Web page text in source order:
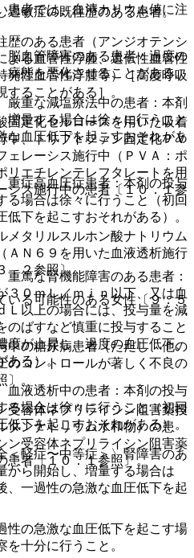
患者では、血清カリウム値に注
血管障害のある患者：過度の
病態を悪化させることがある。
重な減塩療法中の患者：本剤
増量する場合は徐々に行うこと
な血圧低下を起こすおそれがあ
症高血圧症患者：本剤の投与
る場合は徐々に行うこと（初回
下を起こすおそれがある）。
篤な腎機能障害のある患者：
３０ｍＬ／ｍｉｎ以下、又は血
Ｌ以上の場合には、投与量を減
のばすなど慎重に投与すること
度が上昇し、過度の血圧低下、
ある）。
液透析中の患者：本剤の投与
る場合は徐々に行うこと（初回
下を起こすおそれがある）。
軽症〜中等症＞〉腎障害のあ
から開始し、増量する場合は
、一過性の急激な血圧低下を起
敏症の既往歴のある患者。
のある患者（アンジオテンシ
よる血管性浮腫、遺伝性血管性
発性血管性浮腫等）［高度呼吸
ることがある］。
定化セルロースを用いた吸着
中、トリプトファン固定化ＰＶ
ェレーシス施行中（ＰＶＡ：ポ
リエチレンテレフタレートを用
シス施行中の患者〔１０．１参
タリルスルホン酸ナトリウム
ＡＮ６９を用いた血液透析施行
．２参照〕。
る可能性のある女性〔９．５
の糖尿病患者（ただし、他の
のコントロールが著しく不良の
。
容体ネプリライシン阻害薬投
タンナトリウム水和物）の患
ン受容体ネプリライシン阻害薬
患者〔１０．１参照〕。
の急激な血圧低下を起こす場
十分に行うこと。